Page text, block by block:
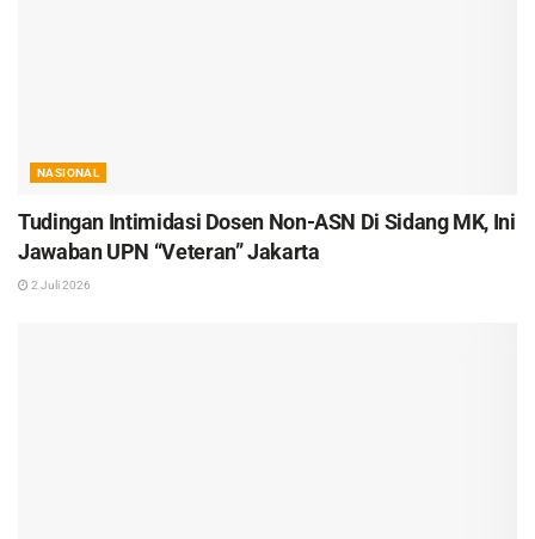
NASIONAL
Tudingan Intimidasi Dosen Non-ASN Di Sidang MK, Ini
Jawaban UPN “Veteran” Jakarta
2 Juli 2026